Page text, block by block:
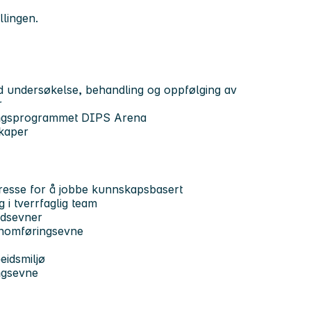
undersøkelse, behandling og oppfølging av
DIPS Arena
for å jobbe kunnskapsbasert
i tverrfaglig team